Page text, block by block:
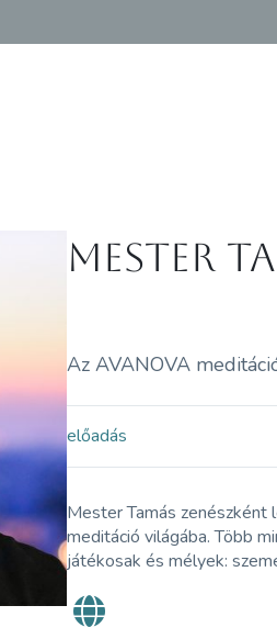
Mester
Az AVANOVA
előadás
Mester Tamás
meditáció világába. Több
játékosak és mélyek: